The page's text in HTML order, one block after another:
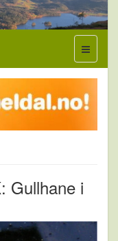
Gullhane i